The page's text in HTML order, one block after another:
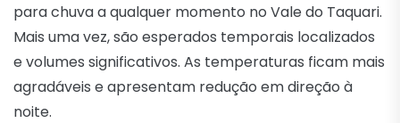
para chuva a qualquer momento no Vale do Taquari.
Mais uma vez, são esperados temporais localizados
e volumes significativos. As temperaturas ficam mais
agradáveis e apresentam redução em direção à
noite.